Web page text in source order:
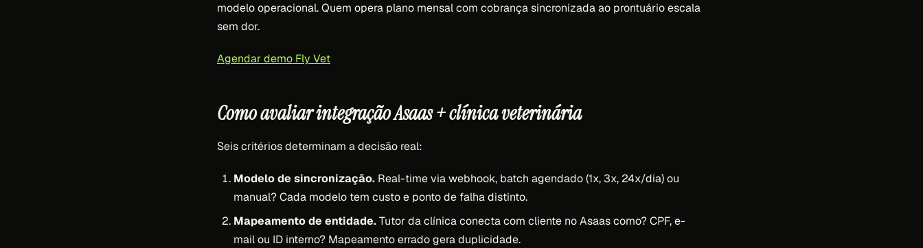
modelo operacional. Quem opera plano mensal com cobrança sincronizada ao prontuário escala
sem dor.
Agendar demo Fly Vet
Como avaliar integração Asaas + clínica veterinária
Seis critérios determinam a decisão real:
Modelo de sincronização. Real-time via webhook, batch agendado (1x, 3x, 24x/dia) ou
manual? Cada modelo tem custo e ponto de falha distinto.
Mapeamento de entidade.Tutor da clínica conecta com cliente no Asaas como? CPF, e-
mail ou ID interno? Mapeamento errado gera duplicidade.